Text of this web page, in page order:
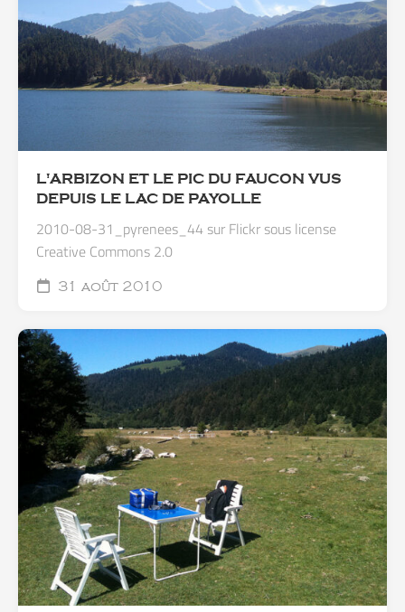
L'ARBIZON ET LE PIC DU FAUCON VUS
DEPUIS LE LAC DE PAYOLLE
2010-08-31_pyrenees_44 sur Flickr sous license
Creative Commons 2.0
31 août 2010